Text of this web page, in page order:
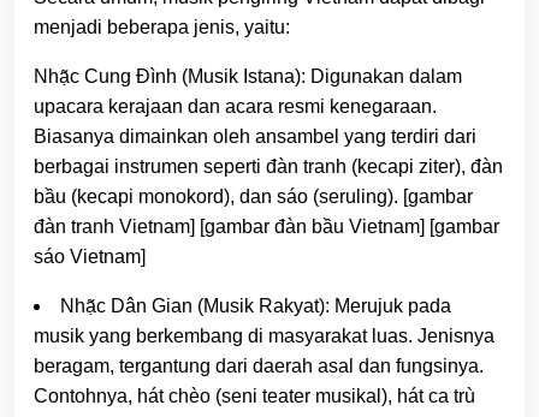
menjadi beberapa jenis, yaitu:
Nhạ̃c Cung Đình (Musik Istana): Digunakan dalam
upacara kerajaan dan acara resmi kenegaraan.
Biasanya dimainkan oleh ansambel yang terdiri dari
berbagai instrumen seperti đàn tranh (kecapi ziter), đàn
bầu (kecapi monokord), dan sáo (seruling). [gambar
đàn tranh Vietnam] [gambar đàn bầu Vietnam] [gambar
sáo Vietnam]
Nhạ̃c Dân Gian (Musik Rakyat): Merujuk pada
musik yang berkembang di masyarakat luas. Jenisnya
beragam, tergantung dari daerah asal dan fungsinya.
Contohnya, hát chèo (seni teater musikal), hát ca trù